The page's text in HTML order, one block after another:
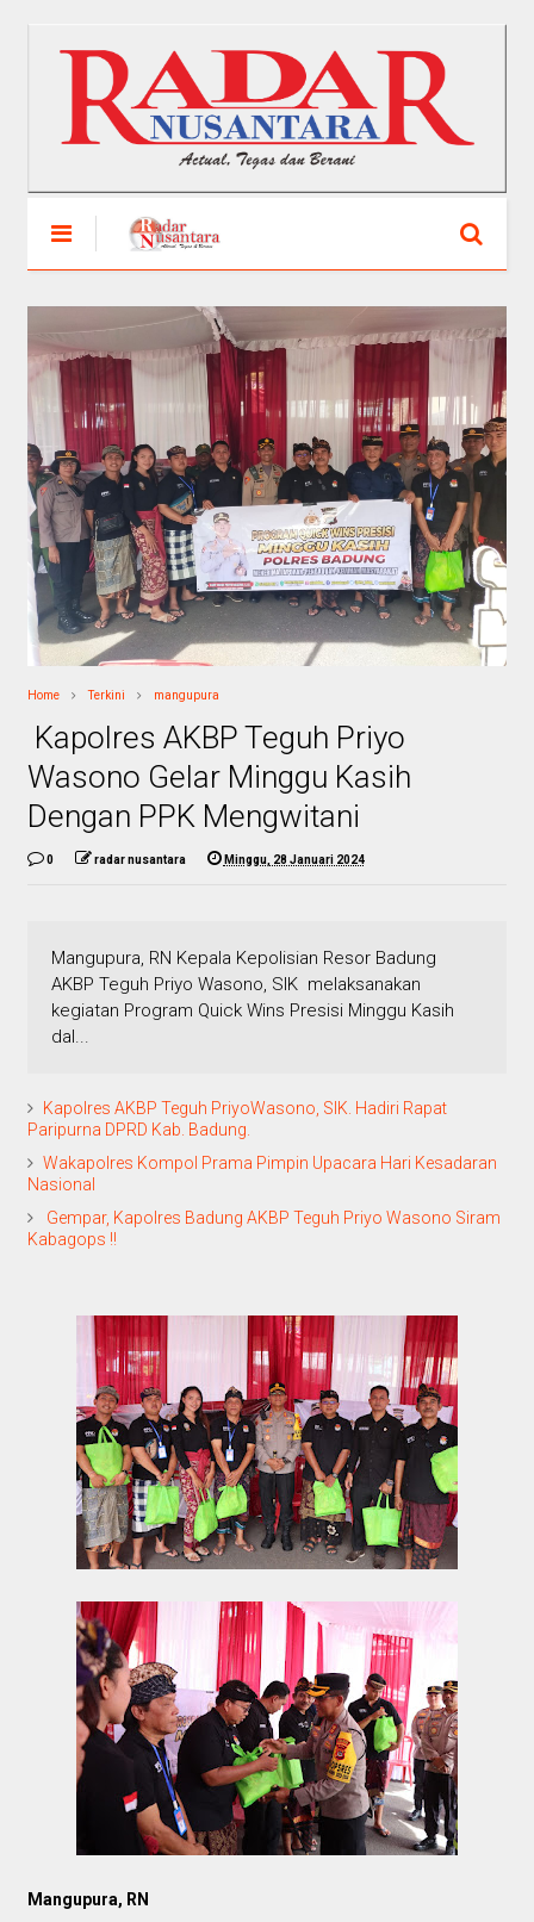
Home Terkini mangupura
Kapolres AKBP Teguh Priyo
Wasono Gelar Minggu Kasih
Dengan PPK Mengwitani
0 radar nusantara Minggu, 28 Januari 2024
Mangupura, RN Kepala Kepolisian Resor Badung
AKBP Teguh Priyo Wasono, SIK melaksanakan
kegiatan Program Quick Wins Presisi Minggu Kasih
dal...
Kapolres AKBP Teguh PriyoWasono, SIK. Hadiri Rapat
Paripurna DPRD Kab. Badung.
Wakapolres Kompol Prama Pimpin Upacara Hari Kesadaran
Nasional
Gempar, Kapolres Badung AKBP Teguh Priyo Wasono Siram
Kabagops !!
Mangupura, RN